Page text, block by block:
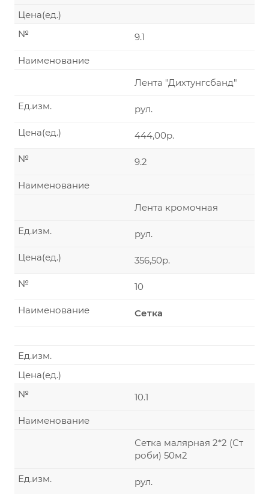
Цена(ед.)
9.1
№
Наименование
Лента "Дихтунгсбанд"
рул.
Ед.изм.
444,00р.
Цена(ед.)
9.2
№
Наименование
Лента кромочная
рул.
Ед.изм.
356,50р.
Цена(ед.)
10
№
Сетка
Наименование
Ед.изм.
Цена(ед.)
10.1
№
Наименование
Сетка малярная 2*2 (Ст
роби) 50м2
рул.
Ед.изм.